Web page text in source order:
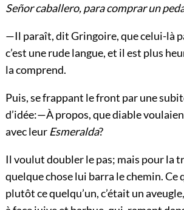
Señor caballero, para comprar un
—Il paraît, dit Gringoire, que celui-là
c’est une rude langue, et il est plus
la comprend.
Puis, se frappant le front par une
d’idée:—À propos, que diable
avec leur Esmeralda?
Il voulut doubler le pas; mais pour la
quelque chose lui barra le chemin. Ce
plutôt ce quelqu’un, c’était un